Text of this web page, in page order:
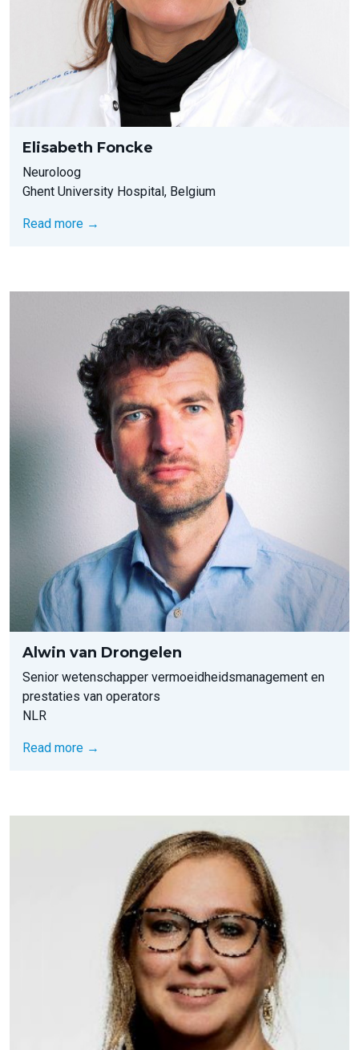
Elisabeth Foncke
Neuroloog
Ghent University Hospital, Belgium
Read more →
Alwin van Drongelen
Senior wetenschapper vermoeidheidsmanagement en
prestaties van operators
NLR
Read more →